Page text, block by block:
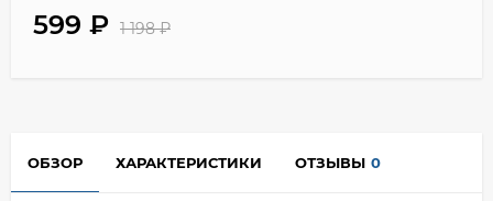
599 ₽ 1 198₽
ОБЗОР ХАРАКТЕРИСТИКИ ОТЗЫВЫ 0